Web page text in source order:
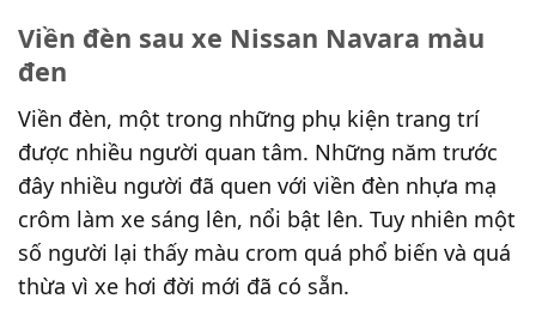
Viền đèn sau xe Nissan Navara màu
đen
Viền đèn, một trong những phụ kiện trang trí
được nhiều người quan tâm. Những năm trước
đây nhiều người đã quen với viền đèn nhựa mạ
crôm làm xe sáng lên, nổi bật lên. Tuy nhiên một
số người lại thấy màu crom quá phổ biến và quá
thừa vì xe hơi đời mới đã có sẵn.